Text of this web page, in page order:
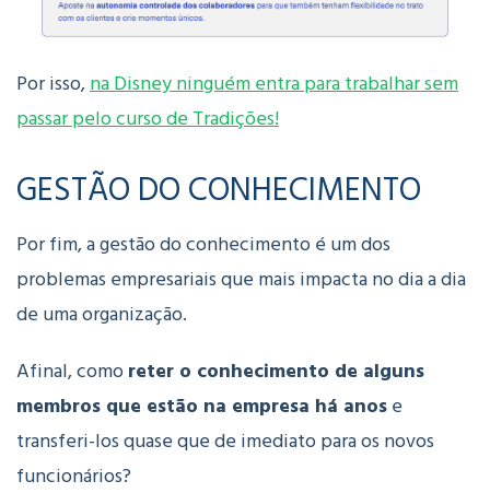
Por isso,na Disney ninguém entra para trabalhar sem
passar pelo curso de Tradições!
GESTÃO DO CONHECIMENTO
Por fim, a gestão do conhecimento é um dos
problemas empresariais que mais impacta no dia a dia
de uma organização.
Afinal, comoreter o conhecimento de alguns
membros que estão na empresa há anose
transferi-los quase que de imediato para os novos
funcionários?